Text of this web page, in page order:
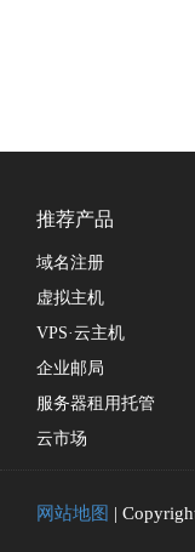
推荐产品
域名注册
虚拟主机
VPS·云主机
企业邮局
服务器租用托管
云市场
网站地图 |